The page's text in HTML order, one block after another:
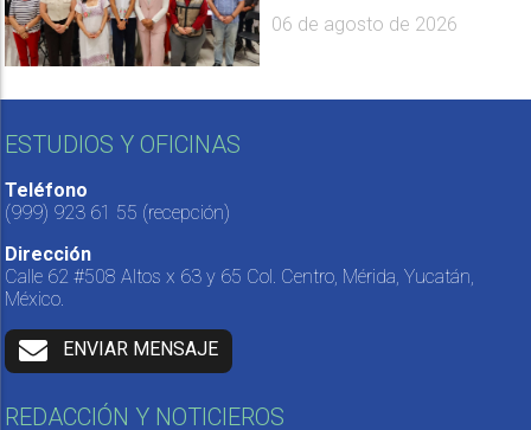
06 de agosto de 2026
ESTUDIOS Y OFICINAS
Teléfono
(999) 923 61 55 (recepción)
Dirección
Calle 62 #508 Altos x 63 y 65 Col. Centro, Mérida, Yucatán,
México.
ENVIAR MENSAJE
REDACCIÓN Y NOTICIEROS